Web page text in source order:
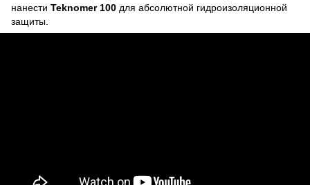
нанести Teknomer100 для абсолютной гидроизоляционной
защиты.